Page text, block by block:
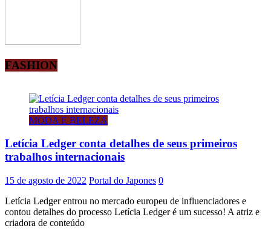
FASHION
MODA E BELEZA
Letícia Ledger conta detalhes de seus primeiros
trabalhos internacionais
15 de agosto de 2022 Portal do Japones 0
Letícia Ledger entrou no mercado europeu de influenciadores e
contou detalhes do processo Letícia Ledger é um sucesso! A atriz e
criadora de conteúdo